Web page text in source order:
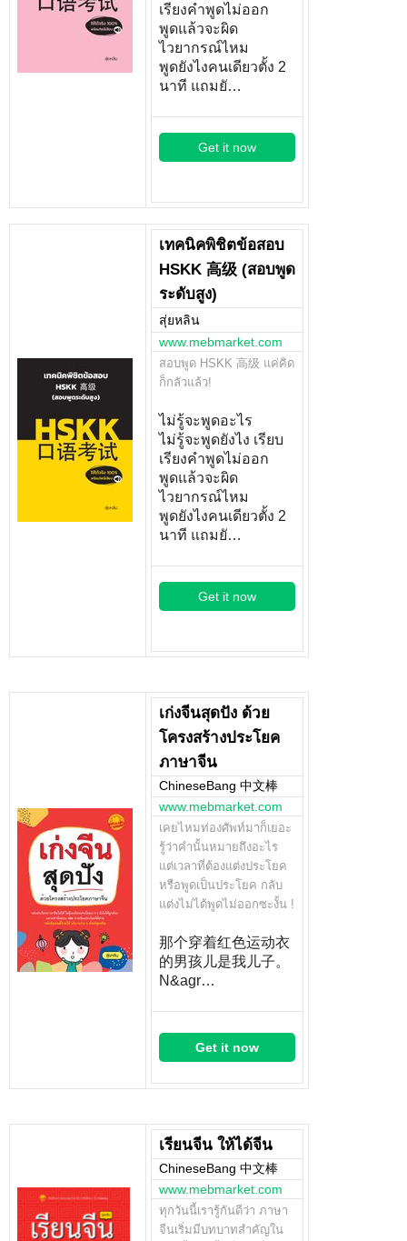
เรียงคำพูดไม่ออก
พูดแล้วจะผิด
ไวยากรณ์ไหม
พูดยังไงคนเดียวตั้ง 2
นาที แถมยั…
Get it now
เทคนิคพิชิตข้อสอบ
HSKK 高级 (สอบพูด
ระดับสูง)
สุ่ยหลิน
www.mebmarket.com
สอบพูด HSKK 高级 แค่คิด
ก็กลัวแล้ว!
ไม่รู้จะพูดอะไร
ไม่รู้จะพูดยังไง เรียบ
เรียงคำพูดไม่ออก
พูดแล้วจะผิด
ไวยากรณ์ไหม
พูดยังไงคนเดียวตั้ง 2
นาที แถมยั…
Get it now
เก่งจีนสุดปัง ด้วย
โครงสร้างประโยค
ภาษาจีน
ChineseBang 中文棒
www.mebmarket.com
เคยไหมท่องศัพท์มาก็เยอะ
รู้ว่าคำนั้นหมายถึงอะไร
แต่เวลาที่ต้องแต่งประโยค
หรือพูดเป็นประโยค กลับ
แต่งไม่ได้พูดไม่ออกซะงั้น !
那个穿着红色运动衣
的男孩儿是我儿子。
N&agr…
Get it now
เรียนจีน ให้ได้จีน
ChineseBang 中文棒
www.mebmarket.com
ทุกวันนี้เรารู้กันดีว่า ภาษา
จีนเริ่มมีบทบาทสำคัญใน